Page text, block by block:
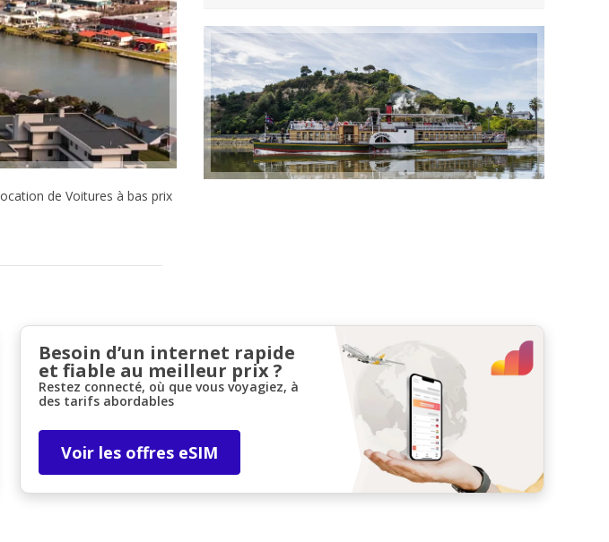
en un seul
avec eLink
de Voitures à bas prix
Besoin d’un internet rapide
et fiable au meilleur prix ?
Restez connecté, où que vous voyagiez, à
des tarifs abordables
Voir les offres eSIM